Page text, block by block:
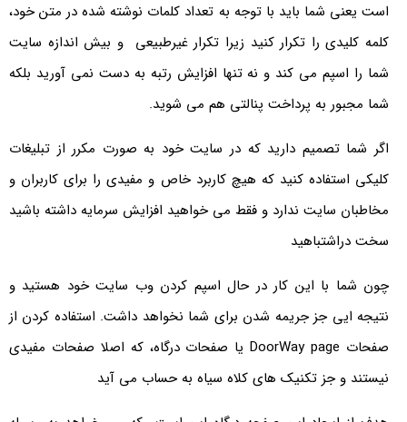
است یعنی شما باید با توجه به تعداد کلمات نوشته شده در متن خود،
کلمه کلیدی را تکرار کنید زیرا تکرار غیرطبیعی و بیش اندازه سایت
شما را اسپم می کند و نه تنها افزایش رتبه به دست نمی آورید بلکه
شما مجبور به پرداخت پنالتی هم می شوید.
اگر شما تصمیم دارید که در سایت خود به صورت مکرر از تبلیغات
کلیکی استفاده کنید که هیچ کاربرد خاص و مفیدی را برای کاربران و
مخاطبان سایت ندارد و فقط می خواهید افزایش سرمایه داشته باشید
سخت دراشتباهید
چون شما با این کار در حال اسپم کردن وب سایت خود هستید و
نتیجه ایی جز جریمه شدن برای شما نخواهد داشت. استفاده کردن از
صفحات DoorWay page یا صفحات درگاه، که اصلا صفحات مفیدی
نیستند و جز تکنیک های کلاه سیاه به حساب می آید